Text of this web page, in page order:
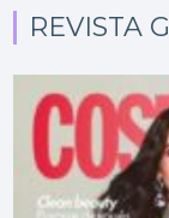
REVISTA